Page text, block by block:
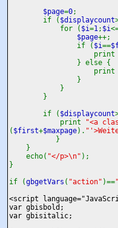
$page=0;
if ( $displaycount
for ( $i=1; $i
$page++;
if ( $i==
} else {
}
}
}
if ( $displaycount
print
"<a
( $first+$maxpage).
}
}
echo( "</p>\n" );
}
if (gbgetVars ( "action" )==
<script
var gbisbold;
var gbisitalic;